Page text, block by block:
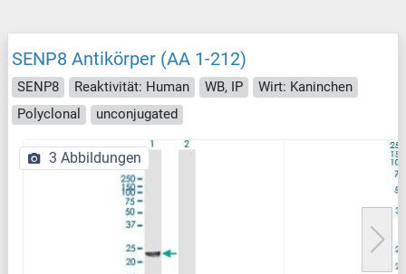
SENP8 Antikörper (AA 1-212)
SENP8 Reaktivität: Human WB, IP
Wirt: Kaninchen
Polyclonal
unconjugated
3 Abbildungen